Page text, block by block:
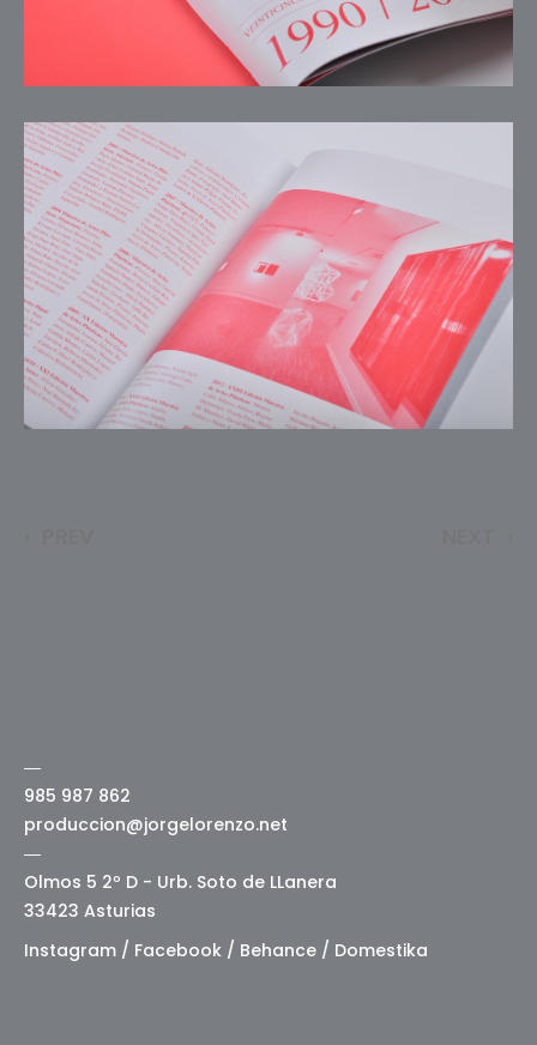
―
985 987 862
produccion@jorgelorenzo.net
―
Olmos 5 2º D - Urb. Soto de LLanera
33423 Asturias
Instagram/ Facebook/ Behance/ Domestika